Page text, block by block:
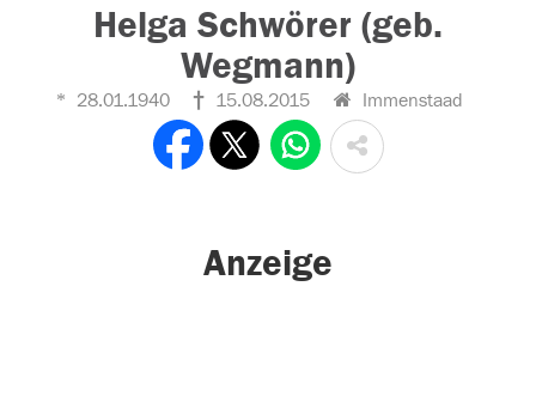
Helga Schwörer (geb.
Wegmann)
28.01.1940 15.08.2015 Immenstaad
Anzeige